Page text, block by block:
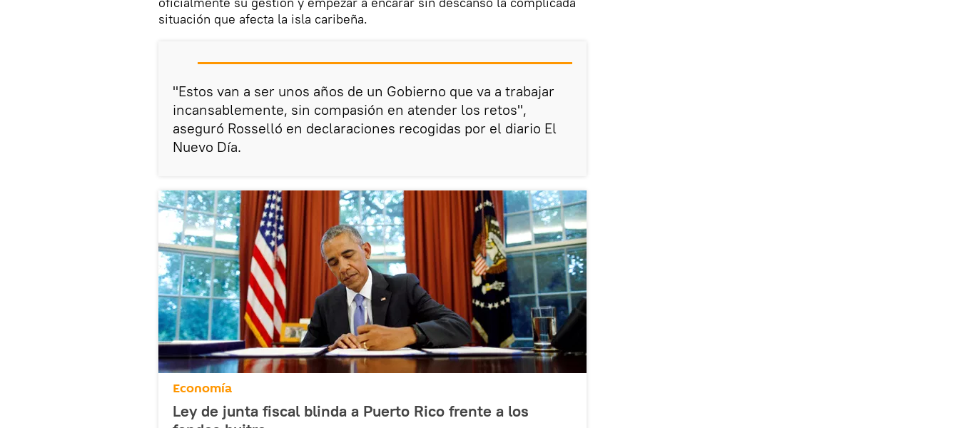
situación que afecta la isla caribeña.
"Estos van a ser unos años de un Gobierno que va a trabajar
incansablemente, sin compasión en atender los retos",
aseguró Rosselló en declaraciones recogidas por el diario El
Nuevo Día.
Economía
Ley de junta fiscal blinda a Puerto Rico frente a los